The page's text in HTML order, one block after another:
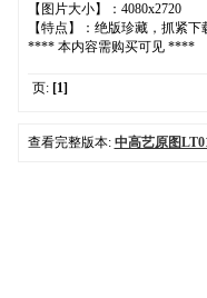
【图片大小】：4080x2720
【特点】：绝版珍藏，抓紧下
**** 本内容需购买可见 ****
页: [1]
查看完整版本: 中高艺原图